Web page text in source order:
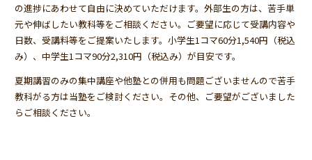
の進捗にあわせて自由に決めていただけます。外部生の方は、苦手単
元や伸ばしたい教科等をご相談ください。ご要望に応じて受講内容や
日数、受講料等をご提案いたします。小学生1コマ60分1,540円（税込
み）、中学生1コマ90分2,310円（税込み）が目安です。
夏期講習のみの集中講座や他塾との併用も問題ございませんので苦手
教科がる方は当塾をご検討ください。その他、ご要望がございました
らご相談ください。